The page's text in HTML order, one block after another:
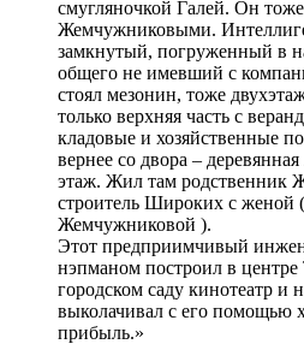
смугляночкой Галей. Он
Жемчужниковыми.
замкнутый, погруженный в
общего не имевший с
стоял мезонин, тоже
только верхняя часть с
кладовые и хозяйственные
вернее со двора –
этаж. Жил там родственник
строитель Широких с женой
Жемчужниковой ).
Этот предприимчивый
нэпманом построил в
городском саду кинотеатр и
выколачивал с его
прибыль.»